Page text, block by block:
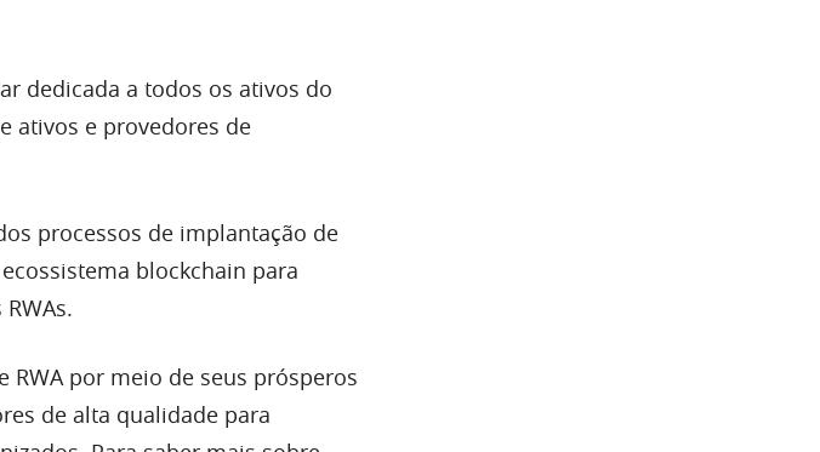
dedicada a todos os ativos do
ativos e provedores de
processos de implantação de
blockchain para
por meio de seus prósperos
de alta qualidade para